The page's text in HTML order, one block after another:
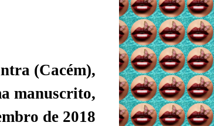
(Cacém),
manuscrito,
de 2018